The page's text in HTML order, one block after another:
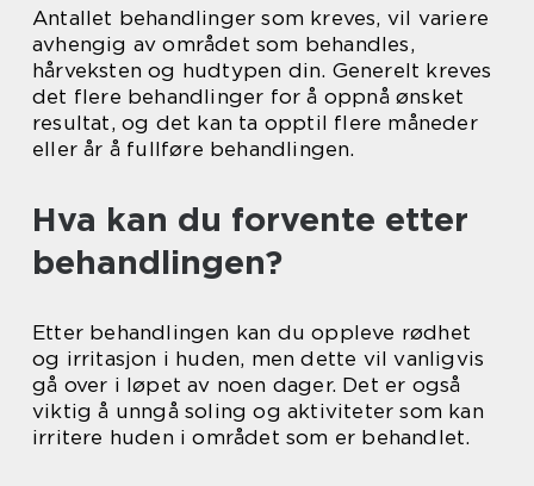
Antallet behandlinger som kreves, vil variere
avhengig av området som behandles,
hårveksten og hudtypen din. Generelt kreves
det flere behandlinger for å oppnå ønsket
resultat, og det kan ta opptil flere måneder
eller år å fullføre behandlingen.
Hva kan du forvente etter
behandlingen?
Etter behandlingen kan du oppleve rødhet
og irritasjon i huden, men dette vil vanligvis
gå over i løpet av noen dager. Det er også
viktig å unngå soling og aktiviteter som kan
irritere huden i området som er behandlet.